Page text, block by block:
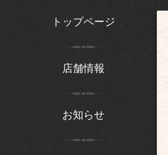
トップページ
店舗情報
お知らせ